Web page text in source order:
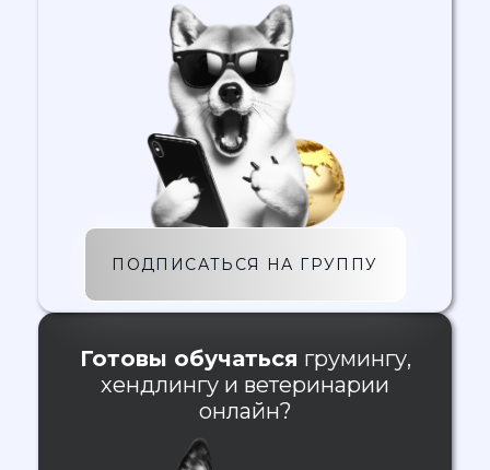
ПОДПИСАТЬСЯ НА ГРУППУ
Готовы обучаться грумингу,
хендлингу и ветеринарии
онлайн?